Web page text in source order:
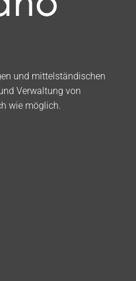
und mittelständischen
Verwaltung von
wie möglich.